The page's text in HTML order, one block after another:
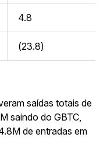
4.8
(23.8)
saídas totais de
saindo do GBTC,
de entradas em